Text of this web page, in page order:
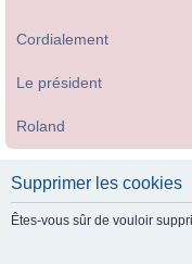
Cordialement
Le président
Roland
Supprimer les cookies
Êtes-vous sûr de vouloir